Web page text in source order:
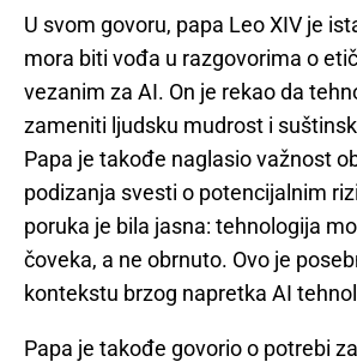
U svom govoru, papa Leo XIV je
mora biti vođa u razgovorima o
vezanim za AI. On je rekao da
zameniti ljudsku mudrost i
Papa je takođe naglasio važnost
podizanja svesti o potencijalnim
poruka je bila jasna: tehnologija
čoveka, a ne obrnuto. Ovo je
kontekstu brzog napretka AI
Papa je takođe govorio o potrebi